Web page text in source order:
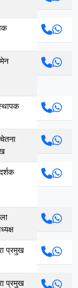
प्रमुख
प्रमुख